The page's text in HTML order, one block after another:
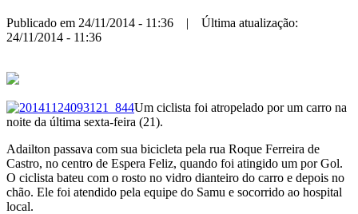
Publicado em 24/11/2014 - 11:36 | Última atualização:
24/11/2014 - 11:36
Um ciclista foi atropelado por um carro na
noite da última sexta-feira (21).
Adailton passava com sua bicicleta pela rua Roque Ferreira de
Castro, no centro de Espera Feliz, quando foi atingido um por Gol.
O ciclista bateu com o rosto no vidro dianteiro do carro e depois no
chão. Ele foi atendido pela equipe do Samu e socorrido ao hospital
local.